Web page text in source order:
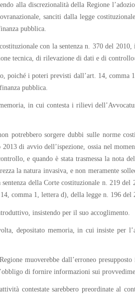
alla discrezionalità della Regione
sanciti dalla legge
pubblica.
con la sentenza n. 370 del
tecnica, di rilevazione di dati e di
poiché i poteri previsti dall’art. 14,
pubblica.
in cui contesta i rilievi
potrebbero sorgere dubbi sulle norme
di avvio dell’ispezione, ossia nel
e quando è stata trasmessa la nota
la natura invasiva, e non meramente
della Corte costituzionale n. 219
comma 1, lettera d), della legge n. 196 del
insistendo per il suo accoglimento.
depositato memoria, in cui insiste per
muoverebbe dall’erroneo
di fornire informazioni sui
contestate sarebbero preordinate al